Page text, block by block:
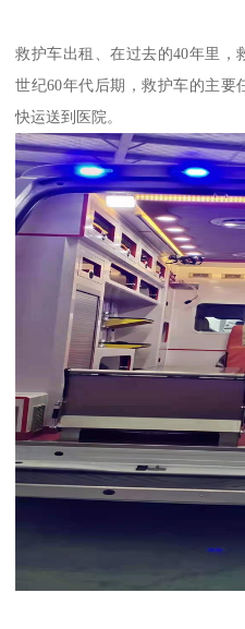
救护车出租、在过去的40年里，
世纪60年代后期，救护车的主要
快运送到医院。